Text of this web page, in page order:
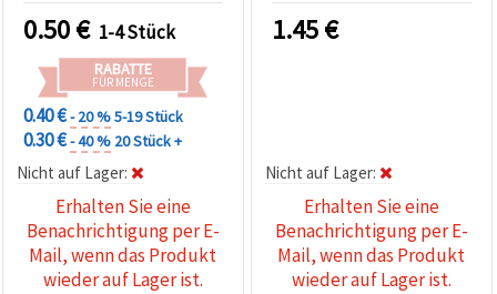
0.50€ 1-4 Stück
RABATTE
FÜR MENGE
0.40 €- 20 %5-19 Stück
0.30 €- 40 % 20 Stück +
Nicht auf Lager:
Erhalten Sie eine
Benachrichtigung per E-
Mail, wenn das Produkt
wieder auf Lager ist.
und für DIY-Projekte
1.45€
Nicht auf Lager:
Erhalten Sie eine
Benachrichtigung per E-
Mail, wenn das Produkt
wieder auf Lager ist.